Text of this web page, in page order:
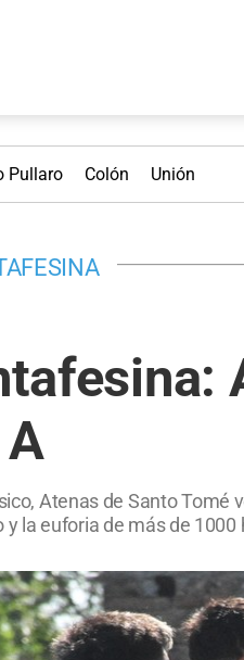
Pullaro Colón Unión
Atenas de Santo Tomé
y la euforia de más de